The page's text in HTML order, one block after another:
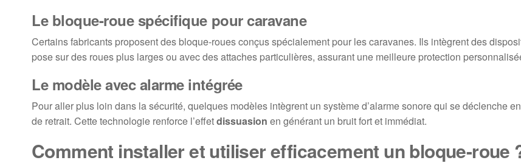
Le bloque-roue spécifique pour caravane
Certains fabricants proposent des bloque-roues conçus spécialement pour les caravanes. Ils intègrent des
pose sur des roues plus larges ou avec des attaches particulières, assurant une meilleure protection
Le modèle avec alarme intégrée
Pour aller plus loin dans la sécurité, quelques modèles intègrent un système d’alarme sonore qui se déclenche
de retrait. Cette technologie renforce l’effetdissuasion en générant un bruit fort et immédiat.
Comment installer et utiliser efficacement un bloque-roue